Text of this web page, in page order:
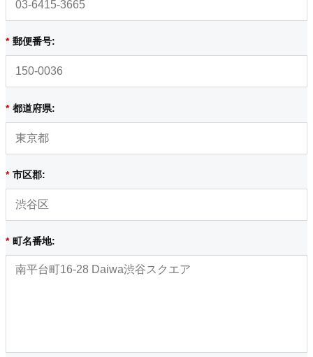
* 郵便番号:
* 都道府県:
* 市区郡:
* 町名番地: